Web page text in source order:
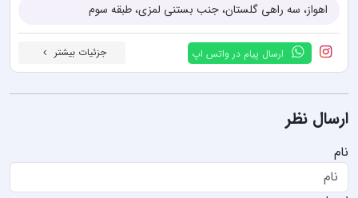
اهواز، سه راهی گلستان، جنب بستنی لمزی، طبقه سوم
ارسال پیام در واتس اپ جزئیات بیشتر
ارسال نظر
نام